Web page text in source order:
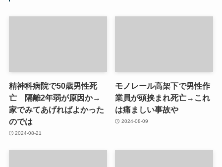
精神科病院で50歳男性死
亡 隔離2年弱が原因か→
家でみてあげればよかった
のでは
2024-08-21
モノレール高架下で男性作
業員が頭挟まれ死亡→これ
は痛ましい事故や
2024-08-09